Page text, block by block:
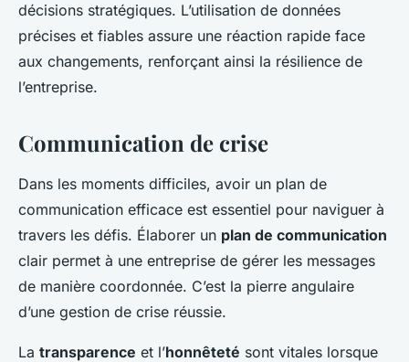
décisions stratégiques. L’utilisation de données
précises et fiables assure une réaction rapide face
aux changements, renforçant ainsi la résilience de
l’entreprise.
Communication de crise
Dans les moments difficiles, avoir un plan de
communication efficace est essentiel pour naviguer à
travers les défis. Élaborer un plan de communication
clair permet à une entreprise de gérer les messages
de manière coordonnée. C’est la pierre angulaire
d’une gestion de crise réussie.
La transparence et l’honnêteté sont vitales lorsque